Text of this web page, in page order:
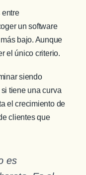
entre
un software
bajo. Aunque
el único criterio.
siendo
tiene una curva
el crecimiento de
clientes que
es